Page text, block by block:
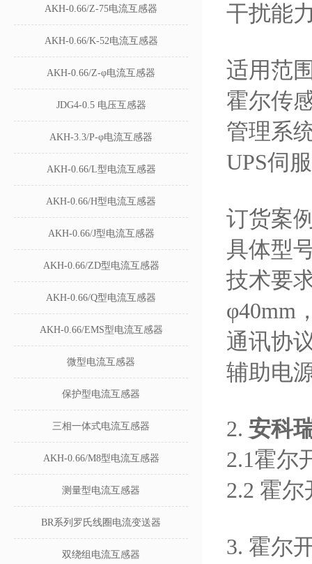
AKH-0.66/Z-75电流互感器
AKH-0.66/K-52电流互感器
AKH-0.66/Z-φ电流互感器
JDG4-0.5 电压互感器
AKH-3.3/P-φ电流互感器
AKH-0.66/L型电流互感器
AKH-0.66/H型电流互感器
AKH-0.66/J型电流互感器
AKH-0.66/ZD型电流互感器
AKH-0.66/Q型电流互感器
AKH-0.66/EMS型电流互感器
微型电流互感器
保护型电流互感器
三相一体式电流互感器
AKH-0.66/M8型电流互感器
测量型电流互感器
BR系列罗氏线圈电流变送器
双绕组电流互感器
干扰能
适用范
霍尔传
管理系
UPS伺
订货案
具体型
技术要
φ40mm
通讯协
辅助电
2. 安科
2.1霍尔
2.2 霍
3. 霍尔